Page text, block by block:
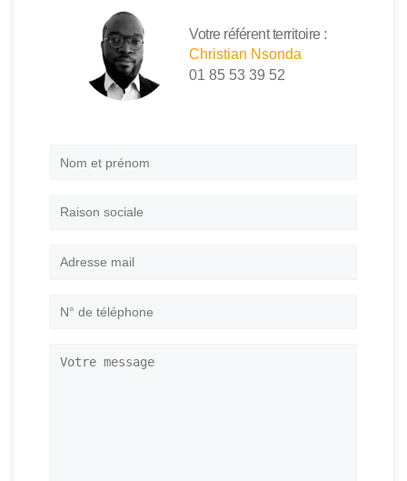
Votre référent territoire :
Christian Nsonda
01 85 53 39 52
Nom
Raison
Adresse
N°
Votre